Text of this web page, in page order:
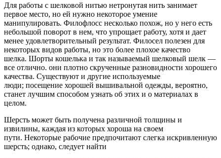
Для работы с шелковой нитью нетронутая нить занимает
первое место, но ей нужно некоторое умение
манипулировать. Филофлосс несколько похож, но у него есть
небольшой поворот в нем, что упрощает работу, хотя и дает
менее удовлетворительный результат. Филосел полезен для
некоторых видов работы, но это более плохое качество
шелка. Шорты кошелька и так называемый шелковый шелк —
все отлично. они плотно скрученные разновидности хорошего
качества. Существуют и другие используемые
люди; посещение хорошей вышивальной одежды, вероятно,
станет лучшим способом узнать об этих и о материалах в
целом.
Шерсть может быть получена различной толщины и
извилины, каждая из которых хороша на своем
пути. Некоторые рабочие предпочитают слегка искривленную
шерсть; однако, следует найти